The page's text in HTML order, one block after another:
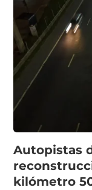
Autopistas
kilómetro